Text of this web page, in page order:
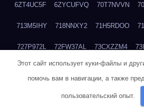
6ZT4UC5F 6ZYCUFVQ 70T7NVVN
713M5IHY 718NNXY2 71H5RDOO
727P972L 72FW37AL 73CXZZM4
73VKAF4E 740HGIUK 745ACL1O
Этот сайт использует куки-файлы и
помочь вам в навигации, а также
пользовательский опыт.